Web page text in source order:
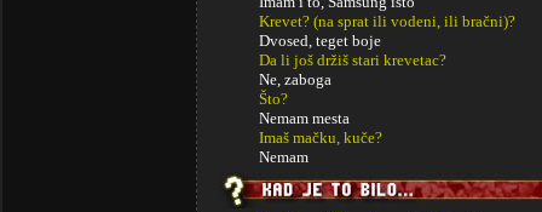
Krevet? (na sprat ili vodeni, ili bračni)?
Dvosed, teget boje
Da li još držiš stari krevetac?
Ne, zaboga
Što?
Nemam mesta
Imaš mačku, kuče?
Nemam